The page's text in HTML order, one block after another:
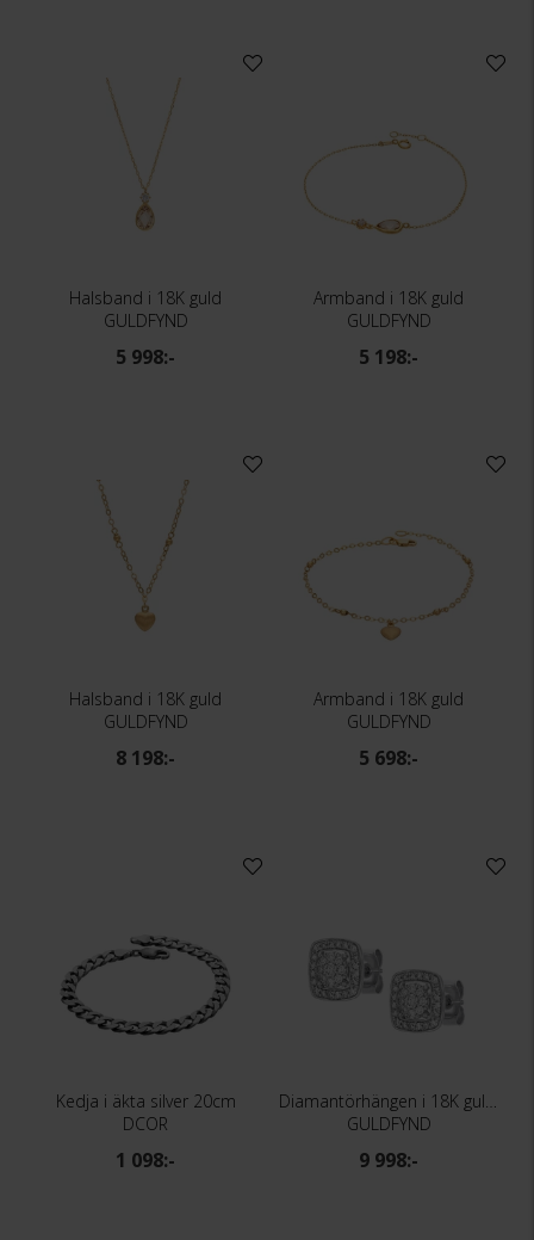
Halsband i 18K guld
GULDFYND
5 998:-
Armband i 18K guld
GULDFYND
5 198:-
Halsband i 18K guld
GULDFYND
8 198:-
Armband i 18K guld
GULDFYND
5 698:-
Kedja i äkta silver 20cm
DCOR
1 098:-
GULDFYND
9 998:-